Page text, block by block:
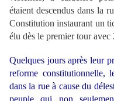
étaient descendus dans la
Constitution instaurant un
élu dès le premier tour avec
Quelques jours après leur
reforme constitutionnelle,
dans la rue à cause du